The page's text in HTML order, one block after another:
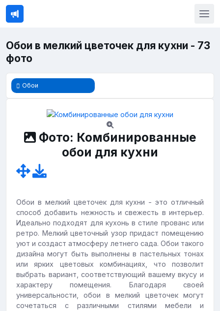
Обои в мелкий цветочек для кухни - 73
фото
Обои
Фото: Комбинированные
обои для кухни
Обои в мелкий цветочек для кухни - это отличный
способ добавить нежность и свежесть в интерьер.
Идеально подходят для кухонь в стиле прованс или
ретро. Мелкий цветочный узор придаст помещению
уют и создаст атмосферу летнего сада. Обои такого
дизайна могут быть выполнены в пастельных тонах
или ярких цветовых комбинациях, что позволит
выбрать вариант, соответствующий вашему вкусу и
характеру помещения. Благодаря своей
универсальности, обои в мелкий цветочек могут
сочетаться с различными стилями мебели и